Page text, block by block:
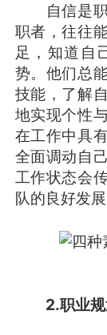
自信是职
职者，往往
足，知道自
势。他们总
技能，了解
地实现个性
在工作中具
全面调动自
工作状态会
队的良好发展
2.职业